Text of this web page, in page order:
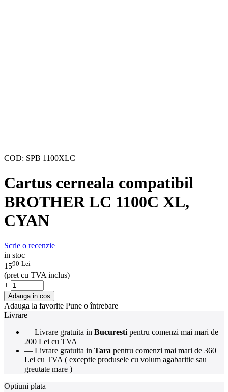
COD: SPB 1100XLC
Cartus cerneala compatibil
BROTHER LC 1100C XL,
CYAN
Scrie o recenzie
in stoc
1590 Lei
(pret cu TVA inclus)
+
−
Adauga in cos
Adauga la favorite Pune o întrebare
Livrare
— Livrare gratuita in Bucuresti pentru comenzi mai mari de
200 Lei cu TVA
— Livrare gratuita in Tara pentru comenzi mai mari de 360
Lei cu TVA ( exceptie produsele cu volum agabaritic sau
greutate mare )
Optiuni plata